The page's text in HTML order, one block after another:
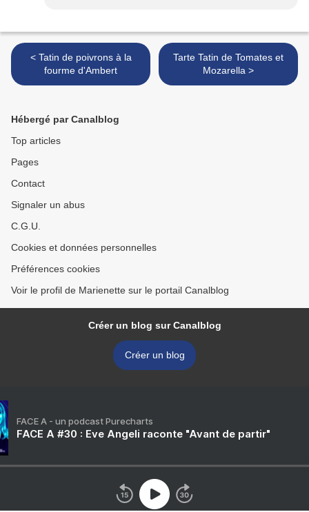
< Tatin de poivrons à la
fourme d'Ambert
Tarte Tatin de Tomates et
Mozarella >
Hébergé par Canalblog
Top articles
Pages
Contact
Signaler un abus
C.G.U.
Cookies et données personnelles
Préférences cookies
Voir le profil de Marienette sur le portail Canalblog
Créer un blog sur Canalblog
Créer un blog
FACE A - un podcast Purecharts
FACE A #30 : Eve Angeli raconte "Avant de partir"